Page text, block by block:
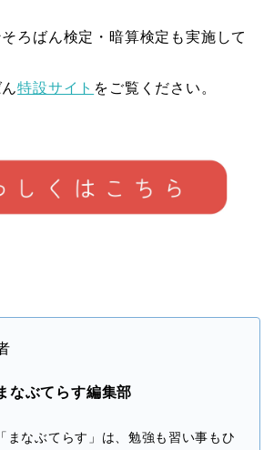
ろばん検定・暗算検定も実施して
ん特設サイト をご覧ください。
なぶてらす編集部
「まなぶてらす」は、勉強も習い事もひ